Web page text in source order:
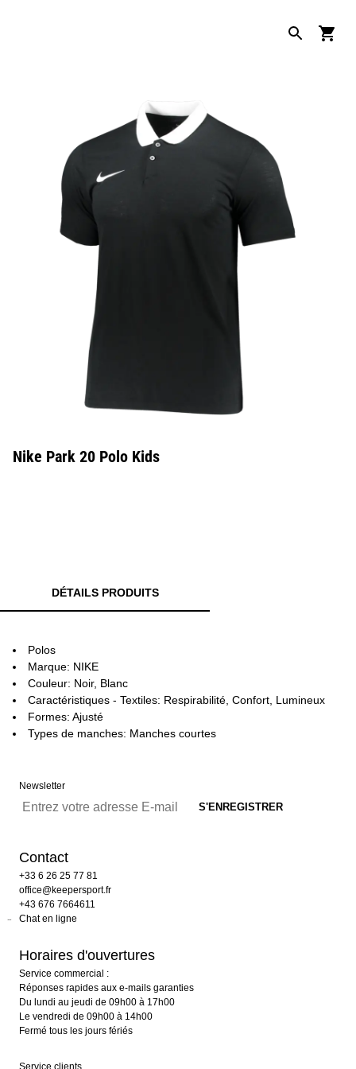
Nike Park 20 Polo Kids
DÉTAILS PRODUITS
Polos
Marque: NIKE
Couleur: Noir, Blanc
Caractéristiques - Textiles: Respirabilité, Confort, Lumineux
Formes: Ajusté
Types de manches: Manches courtes
Newsletter
Contact
+33 6 26 25 77 81
office@keepersport.fr
+43 676 7664611
Chat en ligne
Horaires d'ouvertures
Service commercial :
Réponses rapides aux e-mails garanties
Du lundi au jeudi de 09h00 à 17h00
Le vendredi de 09h00 à 14h00
Fermé tous les jours fériés
Service clients